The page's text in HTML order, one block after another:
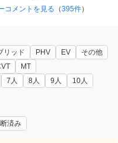
年8月（45） 1998年5月
コメントを見る （395件）
リッド PHV EV その他
MT
7人 8人 9人
10人
済み